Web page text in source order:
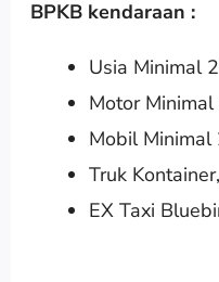
BPKB kendaraan :
Usia Minimal
Motor
Mobil Minimal
Truk
EX Taxi